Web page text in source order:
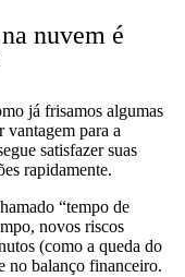
nuvem é
já frisamos algumas
vantagem para a
satisfazer suas
rapidamente.
“tempo de
novos riscos
(como a queda do
no balanço financeiro.